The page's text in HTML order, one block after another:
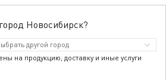
Новосибирск?
на продукцию, доставку и иные услуги
ДАЧНЫЙ ДОМ ИЗ